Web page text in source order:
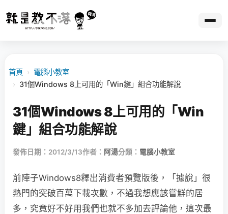
首頁 › 電腦小教室
› 31個Windows 8上可用的「Win鍵」組合功能解說
31個Windows 8上可用的「Win
鍵」組合功能解說
發佈日期：2012/3/13作者： 阿湯分類： 電腦小教室
前陣子Windows8釋出消費者預覽版後，「據說」很
熱門的突破百萬下載次數，不過我想應該嘗鮮的居
多，究竟好不好用我們也就不多加去評論他，這次最